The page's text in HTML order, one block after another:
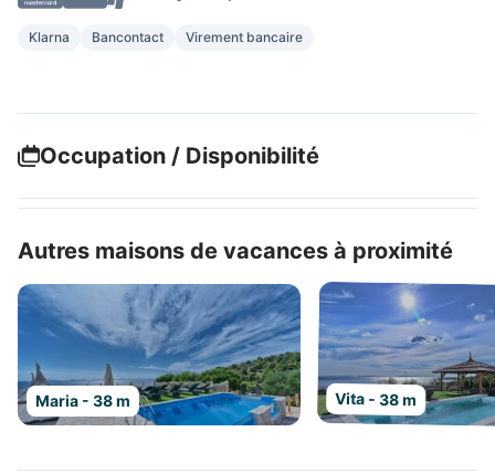
Klarna Bancontact Virement bancaire
Occupation / Disponibilité
Autres maisons de vacances à proximité
Maria - 38 m Vita - 38 m